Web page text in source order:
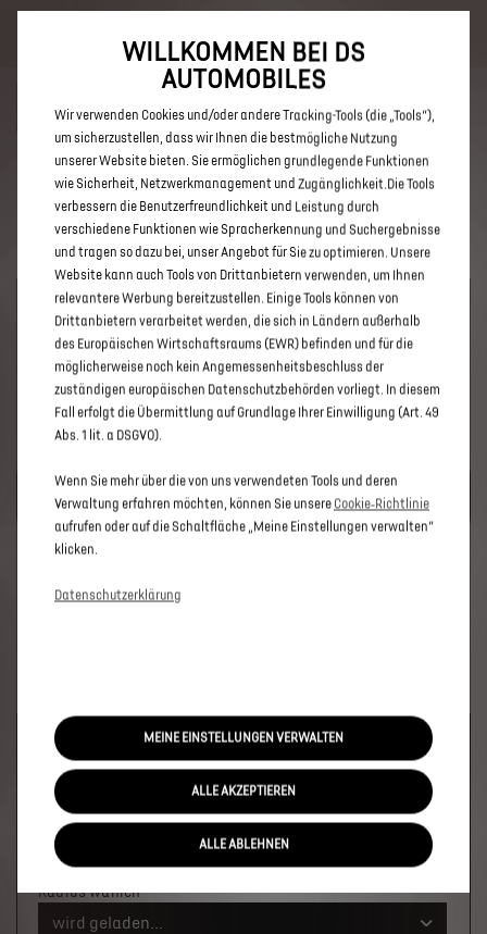
Hybride. Mehr erfahren >>
ENTDECKEN SIE ALLE DS 3 UND
DS 3 CROSSBACK IN ROSENHEIM
UM DIESE GOOGLE MAPS-KARTE ANZUZEIGEN, AKZEPTIEREN
SIE BITTE DIE FÜR MARKETING/WERBUNG RELEVANTEN-
COOKIES.
Welches Fahrzeug möchten Sie?
×
Wo soll das Fahrzeug stehen?
Ort oder PLZ
Radius wählen
wird geladen...
WILLKOMMEN BEI DS
AUTOMOBILES
Wir verwenden Cookies und/oder andere Tracking-Tools (die „Tools“),
um sicherzustellen, dass wir Ihnen die bestmögliche Nutzung
unserer Website bieten. Sie ermöglichen grundlegende Funktionen
wie Sicherheit, Netzwerkmanagement und Zugänglichkeit.Die Tools
verbessern die Benutzerfreundlichkeit und Leistung durch
verschiedene Funktionen wie Spracherkennung und Suchergebnisse
und tragen so dazu bei, unser Angebot für Sie zu optimieren. Unsere
Website kann auch Tools von Drittanbietern verwenden, um Ihnen
relevantere Werbung bereitzustellen. Einige Tools können von
Drittanbietern verarbeitet werden, die sich in Ländern außerhalb
des Europäischen Wirtschaftsraums (EWR) befinden und für die
möglicherweise noch kein Angemessenheitsbeschluss der
zuständigen europäischen Datenschutzbehörden vorliegt. In diesem
Fall erfolgt die Übermittlung auf Grundlage Ihrer Einwilligung (Art. 49
Abs. 1 lit. a DSGVO).
Wenn Sie mehr über die von uns verwendeten Tools und deren
Verwaltung erfahren möchten, können Sie unsere Cookie‑Richtlinie
aufrufen oder auf die Schaltfläche „Meine Einstellungen verwalten“
klicken.
Datenschutzerklärung
MEINE EINSTELLUNGEN VERWALTEN
ALLE AKZEPTIEREN
ALLE ABLEHNEN